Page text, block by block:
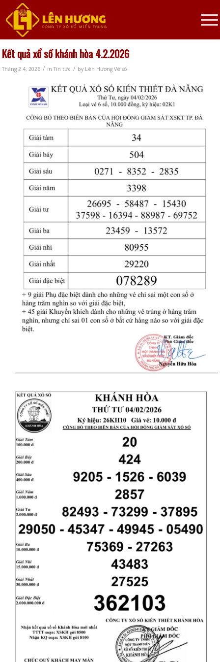
Kết quả xổ số khánh hòa 4.2.2026
Tháng 2 4, 2026 / inTin tức / by Lên Hương Vé số